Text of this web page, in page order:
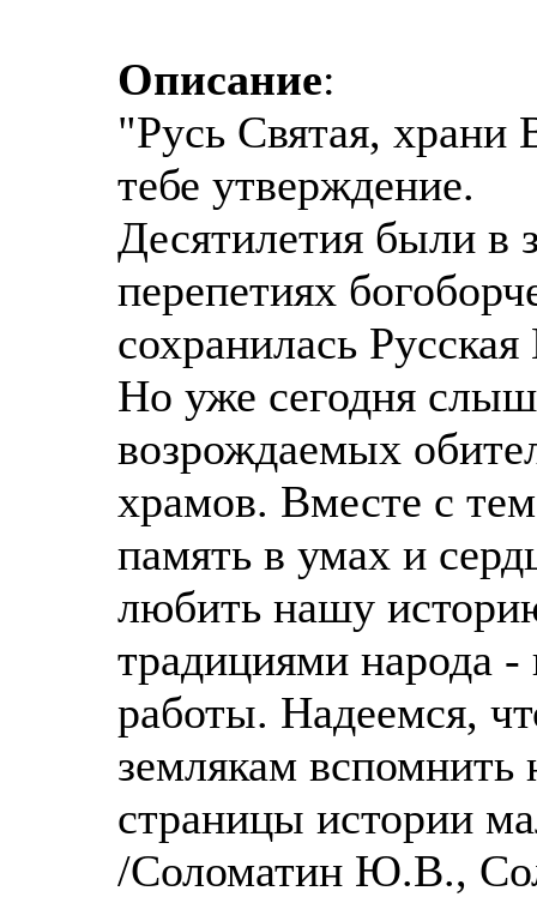
Описание:
"Русь Святая,
тебе утверждение.
Десятилетия были в
перепетиях
сохранилась
Но уже сегодня
возрождаемых
храмов. Вместе с
память в умах и
любить нашу
традициями народа -
работы. Надеемся,
землякам вспомнить
страницы истории
/Соломатин Ю.В.,